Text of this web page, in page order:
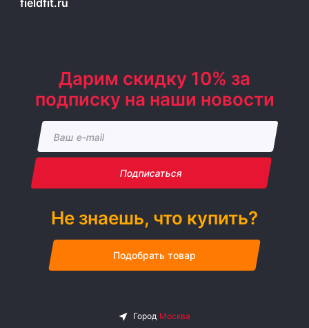
fieldfit.ru
Дарим скидку 10% за
подписку на наши новости
Подписаться
Не знаешь, что купить?
Подобрать товар